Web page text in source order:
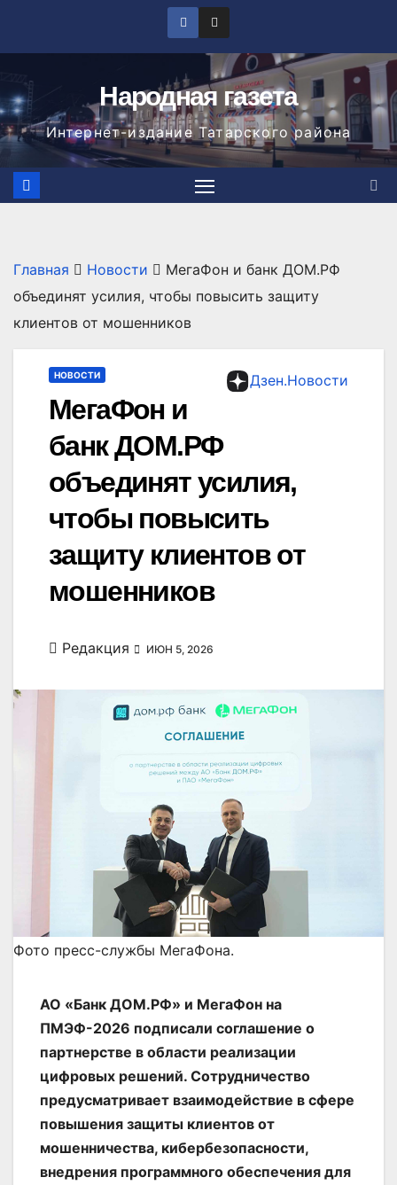
Народная газета
Интернет-издание Татарского района
Главная Новости
МегаФон и банк ДОМ.РФ
объединят усилия, чтобы повысить защиту
клиентов от мошенников
Дзен.Новости
НОВОСТИ
МегаФон и
банк ДОМ.РФ
объединят усилия,
чтобы повысить
защиту клиентов от
мошенников
Редакция ИЮН 5, 2026
Фото пресс-службы МегаФона.
АО «Банк ДОМ.РФ» и МегаФон на
ПМЭФ-2026 подписали соглашение о
партнерстве в области реализации
цифровых решений. Сотрудничество
предусматривает взаимодействие в сфере
повышения защиты клиентов от
мошенничества, кибербезопасности,
внедрения программного обеспечения для